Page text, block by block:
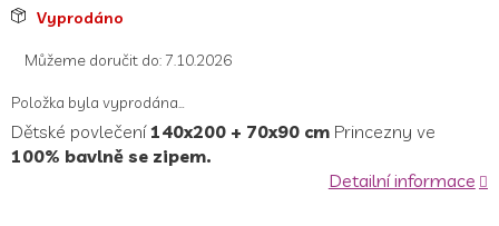
Měrná
cena:
Vyprodáno
Můžeme doručit do: 7.10.2026
Položka byla vyprodána…
Dětské povlečení140x200 + 70x90 cm Princezny ve
100% bavlně se zipem.
Detailní informace